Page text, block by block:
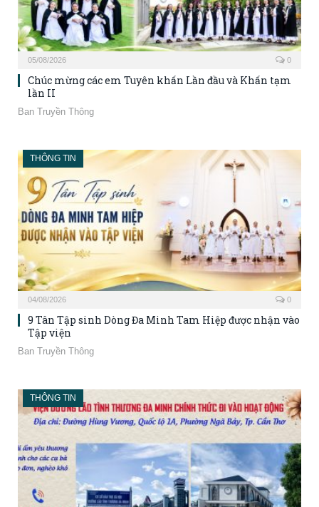
05/08/2026 0
Chúc mừng các em Tuyên khấn Lần đầu và Khấn tạm
lần II
Ban Truyền Thông
THÔNG TIN
04/08/2026 0
9 Tân Tập sinh Dòng Đa Minh Tam Hiệp được nhận vào
Tập viện
Ban Truyền Thông
THÔNG TIN